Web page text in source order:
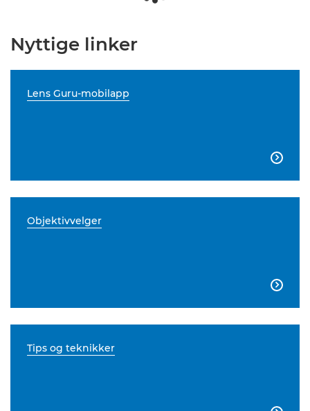
Nyttige linker
Lens Guru-mobilapp

Objektivvelger

Tips og teknikker